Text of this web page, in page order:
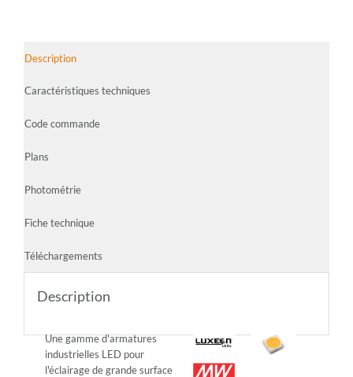
Description
Caractéristiques techniques
Code commande
Plans
Photométrie
Fiche technique
Téléchargements
Description
Une gamme d'armatures
industrielles LED pour
l'éclairage de grande surface